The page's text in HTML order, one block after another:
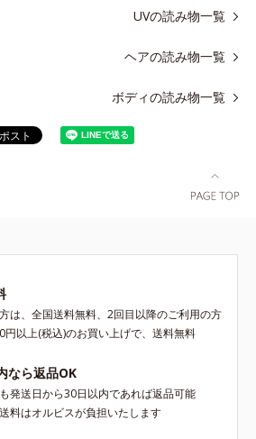
UVの読み物一覧
ヘアの読み物一覧
ボディの読み物一覧
は、全国送料無料、2回目以降のご利用の方
円以上(税込)のお買い上げで、送料無料
なら返品OK
発送日から30日以内であれば返品可能
料はオルビスが負担いたします